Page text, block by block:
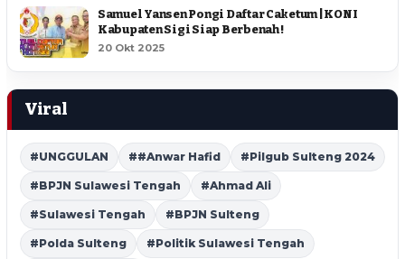
Samuel Yansen Pongi Daftar Caketum | KONI
Kabupaten Sigi Siap Berbenah !
20 Okt 2025
Viral
#UNGGULAN ##Anwar Hafid #Pilgub Sulteng 2024
#BPJN Sulawesi Tengah #Ahmad Ali
#Sulawesi Tengah #BPJN Sulteng
#Polda Sulteng #Politik Sulawesi Tengah